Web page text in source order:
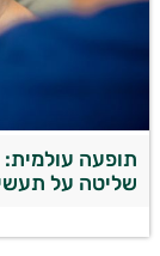
תופעה
שליטה על